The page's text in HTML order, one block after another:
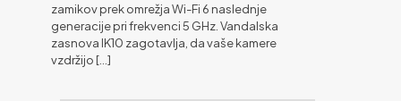
zamikov prek omrežja Wi-Fi 6 naslednje
generacije pri frekvenci 5 GHz. Vandalska
zasnova IK10 zagotavlja, da vaše kamere
vzdržijo […]